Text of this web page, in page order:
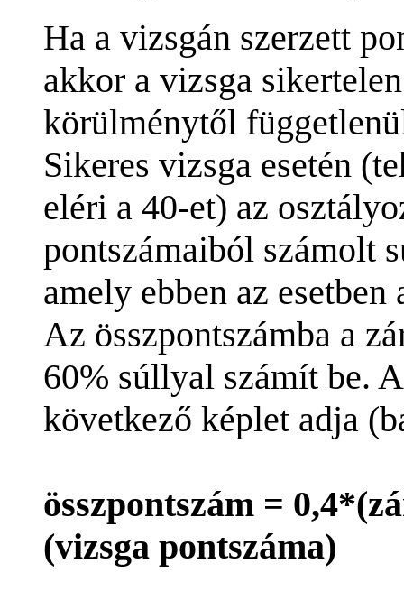
Ha a vizsgán szerzett
akkor a vizsga
körülménytől
Sikeres vizsga esetén
eléri a 40-et) az
pontszámaiból számolt
amely ebben az
Az összpontszámba a
60% súllyal számít be.
következő képlet adja
összpontszám =
(vizsga pontszáma)